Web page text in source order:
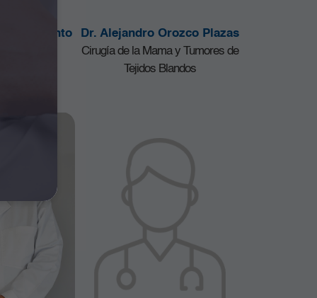
Bonivento
Dr. Alejandro Orozco Plazas
Cirugía de la Mama y Tumores de
Tejidos Blandos